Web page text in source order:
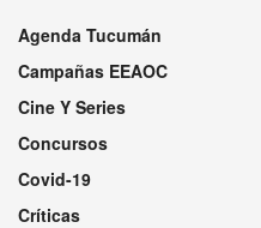
Agenda Tucumán
Campañas EEAOC
Cine Y Series
Concursos
Covid-19
Críticas